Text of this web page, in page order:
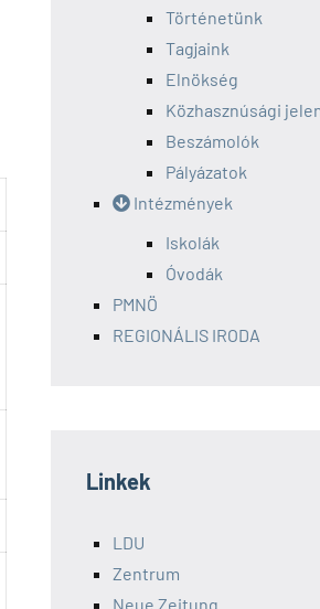
Történetünk
Tagjaink
Elnökség
Közhasznúsági
Beszámolók
Pályázatok
Intézmények
Iskolák
Óvodák
PMNÖ
REGIONÁLIS IRODA
Linkek
LDU
Zentrum
Neue Zeitung